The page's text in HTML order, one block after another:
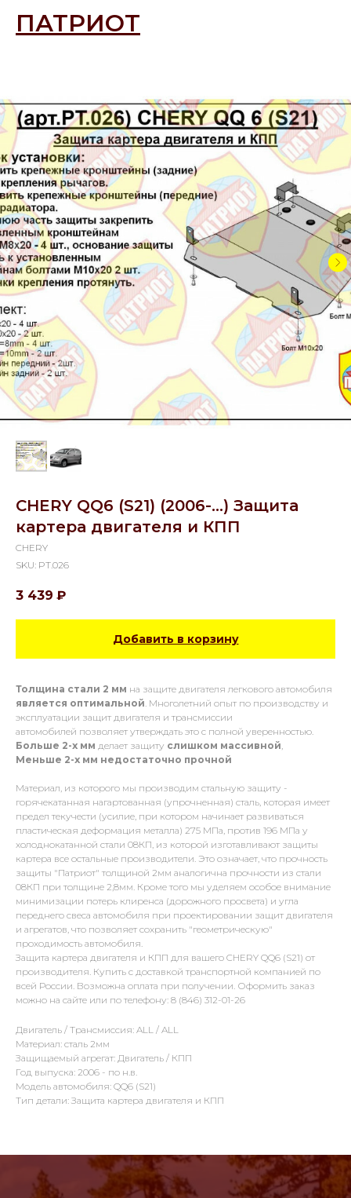
ПАТРИОТ
CHERY QQ6 (S21) (2006-...) Защита
картера двигателя и КПП
CHERY
SKU: PT.026
3 439 ₽
Добавить в корзину
Толщина стали 2 мм на защите двигателя легкового автомобиля
является оптимальной. Многолетний опыт по производству и
эксплуатации защит двигателя и трансмиссии
автомобилей позволяет утверждать это с полной уверенностью.
Больше 2-х мм делает защиту слишком массивной,
Меньше 2-х мм недостаточно прочной
Материал, из которого мы производим стальную защиту -
горячекатанная нагартованная (упрочненная) сталь, которая имеет
предел текучести (усилие, при котором начинает развиваться
пластическая деформация металла) 275 МПа, против 196 МПа у
холоднокатанной стали 08КП, из которой изготавливают защиты
картера все остальные производители. Это означает, что прочность
защиты "Патриот" толщиной 2мм аналогична прочности из стали
08КП при толщине 2,8мм. Кроме того мы уделяем особое внимание
минимизации потерь клиренса (дорожного просвета) и угла
переднего свеса автомобиля при проектировании защит двигателя
и агрегатов, что позволяет сохранить "геометрическую"
проходимость автомобиля.
Защита картера двигателя и КПП для вашего CHERY QQ6 (S21) от
производителя. Купить с доставкой транспортной компанией по
всей России. Возможна оплата при получении. Оформить заказ
можно на сайте или по телефону: 8 (846) 312-01-26
Двигатель / Трансмиссия: ALL / ALL
Материал: сталь 2мм
Защищаемый агрегат: Двигатель / КПП
Год выпуска: 2006 - по н.в.
Модель автомобиля: QQ6 (S21)
Тип детали: Защита картера двигателя и КПП